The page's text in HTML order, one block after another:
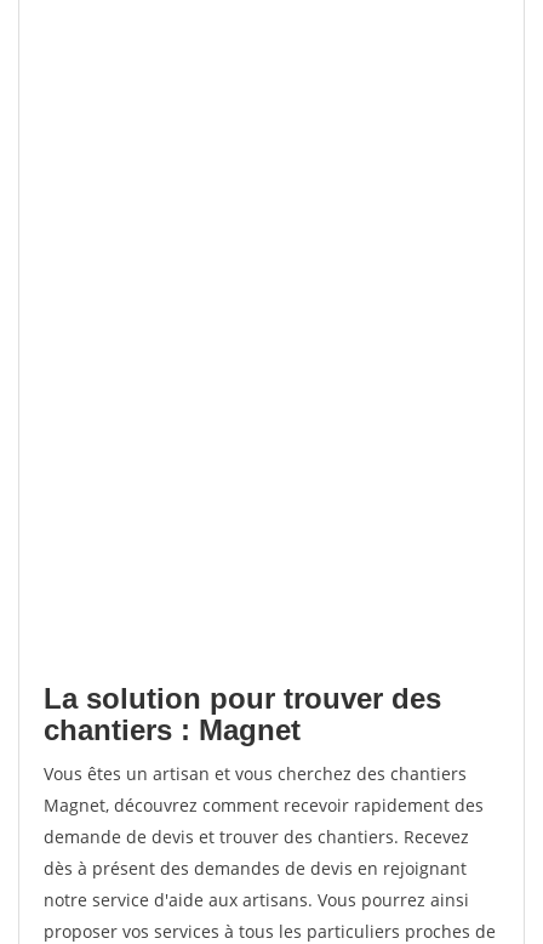
La solution pour trouver des
chantiers : Magnet
Vous êtes un artisan et vous cherchez des chantiers
Magnet, découvrez comment recevoir rapidement des
demande de devis et trouver des chantiers. Recevez
dès à présent des demandes de devis en rejoignant
notre service d'aide aux artisans. Vous pourrez ainsi
proposer vos services à tous les particuliers proches de